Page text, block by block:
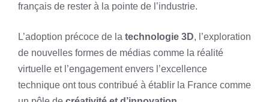
français de rester à la pointe de l’industrie.
L’adoption précoce de la technologie 3D, l’exploration
de nouvelles formes de médias comme la réalité
virtuelle et l’engagement envers l’excellence
technique ont tous contribué à établir la France comme